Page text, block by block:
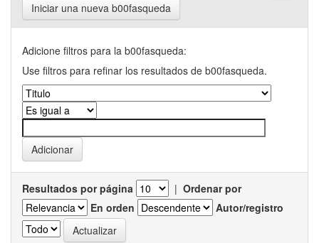
Iniciar una nueva b00fasqueda
Adicione filtros para la b00fasqueda:
Use filtros para refinar los resultados de b00fasqueda.
Resultados por página | Ordenar por
En orden
Autor/registro